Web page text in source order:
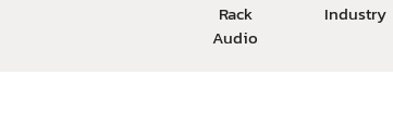
Rack
Audio
Industry